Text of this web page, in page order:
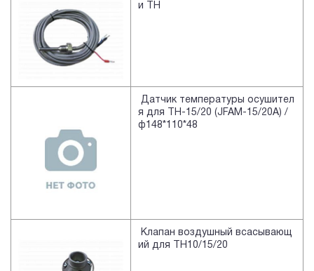
и TH
Датчик температуры осушител
я для TH-15/20 (JFAM-15/20A) /
ф148*110*48
Клапан воздушный всасывающ
ий для TH10/15/20